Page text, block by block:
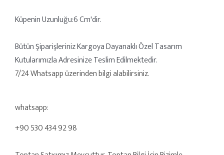
Küpenin Uzunluğu:6 Cm'dir.
Bütün Şiparişleriniz Kargoya Dayanaklı Özel Tasarım
Kutularımızla Adresinize Teslim Edilmektedir.
7/24 Whatsapp üzerinden bilgi alabilirsiniz.
whatsapp:
+90 530 434 92 98